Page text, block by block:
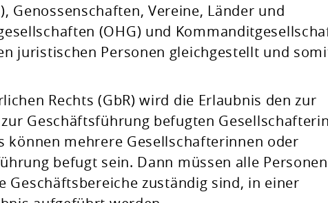
Genossenschaften, Vereine, Länder und
(OHG) und
juristischen Personen gleichgestellt und
Rechts (GbR) wird die Erlaubnis den zur
Geschäftsführung befugten
können mehrere Gesellschafterinnen oder
befugt sein. Dann müssen alle
zuständig sind, in einer